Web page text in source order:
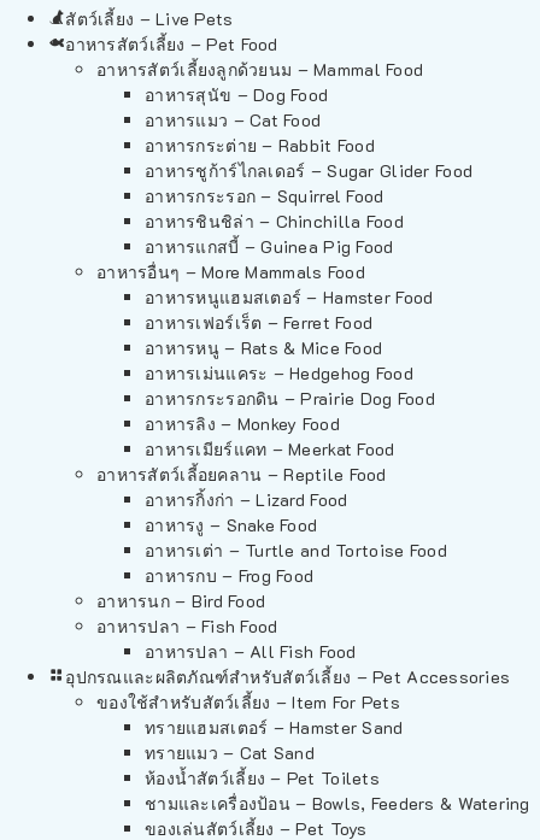
สัตว์เลี้ยง – Live Pets
อาหารสัตว์เลี้ยง – Pet Food
อาหารสัตว์เลี้ยงลูกด้วยนม – Mammal Food
อาหารสุนัข – Dog Food
อาหารแมว – Cat Food
อาหารกระต่าย – Rabbit Food
อาหารชูก้าร์ไกลเดอร์ – Sugar Glider Food
อาหารกระรอก – Squirrel Food
อาหารชินชิล่า – Chinchilla Food
อาหารแกสบี้ – Guinea Pig Food
อาหารอื่นๆ – More Mammals Food
อาหารหนูแฮมสเตอร์ – Hamster Food
อาหารเฟอร์เร็ต – Ferret Food
อาหารหนู – Rats & Mice Food
อาหารเม่นแคระ – Hedgehog Food
อาหารกระรอกดิน – Prairie Dog Food
อาหารลิง – Monkey Food
อาหารเมียร์แคท – Meerkat Food
อาหารสัตว์เลี้อยคลาน – Reptile Food
อาหารกิ้งก่า – Lizard Food
อาหารงู – Snake Food
อาหารเต่า – Turtle and Tortoise Food
อาหารกบ – Frog Food
อาหารนก – Bird Food
อาหารปลา – Fish Food
อาหารปลา – All Fish Food
อุปกรณและผลิตภัณฑ์สำหรับสัตว์เลี้ยง – Pet Accessories
ของใช้สำหรับสัตว์เลี้ยง – Item For Pets
ทรายแฮมสเตอร์ – Hamster Sand
ทรายแมว – Cat Sand
ห้องน้ำสัตว์เลี้ยง – Pet Toilets
ชามและเครื่องป้อน – Bowls, Feeders & Watering
ของเล่นสัตว์เลี้ยง – Pet Toys